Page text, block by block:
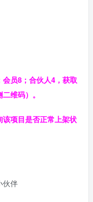
员8； 合伙人4 ，获取
二维码） 。
项目是否正常上架状
伙伴